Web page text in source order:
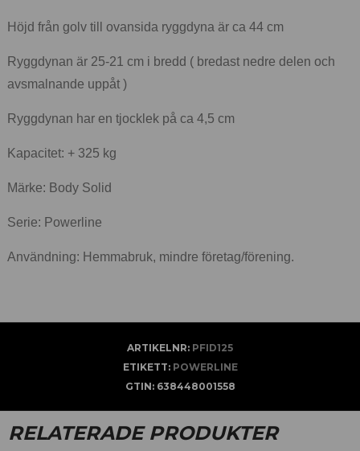
Höjd från golv till ovansida ryggdyna är ca 44 cm
Ryggdynan är 25-21 cm i bredd ( bredast nedre delen och
avsmalnande uppåt )
Ryggdynan har en tjocklek på ca 4,5 cm
Kapacitet: + 325 kg
Märke: Body Solid
Serie: Powerline
Användning: Hemmabruk, mindre företag/förening.
ARTIKELNR: PFID125
ETIKETT: POWERLINE
GTIN: 638448001558
RELATERADE PRODUKTER